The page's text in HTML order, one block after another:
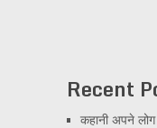
Recent
कहानी अपने